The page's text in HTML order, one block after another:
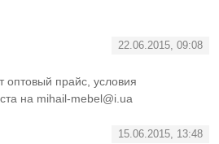
22.06.2015, 09:08
оптовый прайс, условия
на mihail-mebel@i.ua
15.06.2015, 13:48